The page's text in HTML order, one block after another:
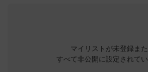
マイリストが未登録ま
すべて非公開に設定されてい